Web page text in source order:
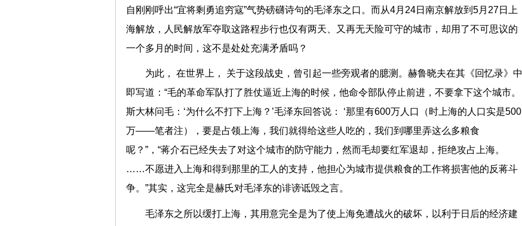
自刚刚呼出“宜将剩勇追穷寇”气势磅礴诗句的毛泽东之口。而从4月24日南京解放到5月27日上
海解放，人民解放军夺取这路程步行也仅有两天、又再无天险可守的城市，却用了不可思议的
一个多月的时间，这不是处处充满矛盾吗？
为此， 在世界上， 关于这段战史，曾引起一些旁观者的臆测。赫鲁晓夫在其《回忆录》中
即写道：“毛的革命军队打了胜仗逼近上海的时候，他命令部队停止前进，不要拿下这个城市。
斯大林问毛：‘为什么不打下上海？’毛泽东回答说： ‘那里有600万人口（时上海的人口实是500
万——笔者注），要是占领上海，我们就得给这些人吃的，我们到哪里弄这么多粮食
呢？”，“蒋介石已经失去了对这个城市的防守能力，然而毛却要红军退却，拒绝攻占上海。
……不愿进入上海和得到那里的工人的支持，他担心为城市提供粮食的工作将损害他的反蒋斗
争。”其实，这完全是赫氏对毛泽东的诽谤诋毁之言。
毛泽东之所以缓打上海，其用意完全是为了使上海免遭战火的破坏，以利于日后的经济建